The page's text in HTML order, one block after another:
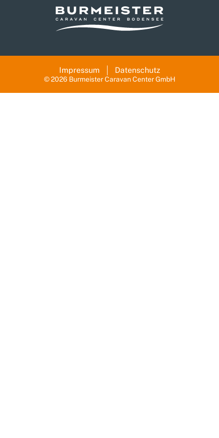
© 2026 Burmeister Caravan Center GmbH
Impressum Datenschutz